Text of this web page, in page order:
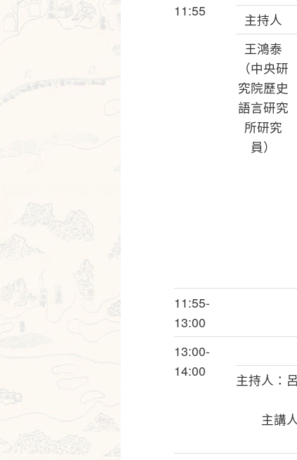
11:55
主持人
王鴻泰
（中央研
究院歷史
語言研究
所研究
員）
11:55-
13:00
13:00-
14:00
主持人：
主講